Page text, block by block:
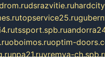
dsrazvitie.ru
topservice25.ru
tssport.spb.ru
oboimos.ruoptim-
npa21.ruvremya-